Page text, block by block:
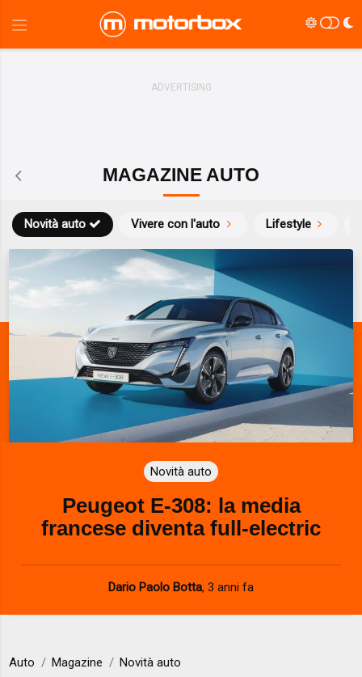
MAGAZINE AUTO
Novità auto Vivere con l'auto Lifestyle
Novità auto
Peugeot E-308: la media
francese diventa full-electric
Dario Paolo Botta, 3 anni fa
Auto Magazine Novità auto